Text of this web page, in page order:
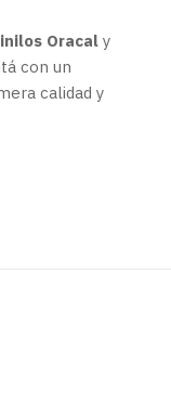
Oracal y
con un
calidad y